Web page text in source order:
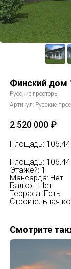
Финский дом
Русские просторы
Артикул: Русские
2 520 000 ₽
Площадь:
Площадь: 106,44
Этажей: 1
Мансарда: Нет
Балкон: Нет
Терраса: Есть
Строительная
Смотрите